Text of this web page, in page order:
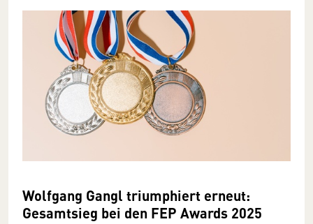
Wolfgang Gangl triumphiert erneut:
Gesamtsieg bei den FEP Awards 2025